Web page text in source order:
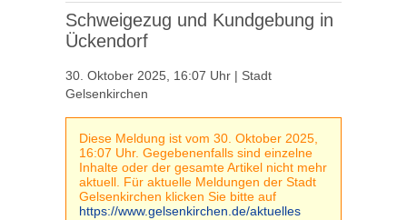
Schweigezug und Kundgebung in
Ückendorf
30. Oktober 2025, 16:07 Uhr | Stadt
Gelsenkirchen
Diese Meldung ist vom 30. Oktober 2025,
16:07 Uhr. Gegebenenfalls sind einzelne
Inhalte oder der gesamte Artikel nicht mehr
aktuell. Für aktuelle Meldungen der Stadt
Gelsenkirchen klicken Sie bitte auf
https://www.gelsenkirchen.de/aktuelles